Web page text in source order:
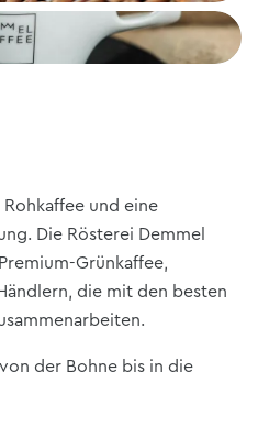
Rohkaffee und eine
Die Rösterei Demmel
Grünkaffee,
die mit den besten
der Bohne bis in die